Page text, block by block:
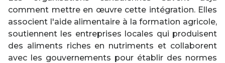
comment mettre en œuvre cette intégration. Elles
associent l'aide alimentaire à la formation agricole,
soutiennent les entreprises locales qui produisent
des aliments riches en nutriments et collaborent
avec les gouvernements pour établir des normes